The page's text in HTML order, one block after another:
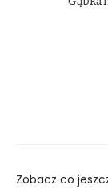
Zobacz co